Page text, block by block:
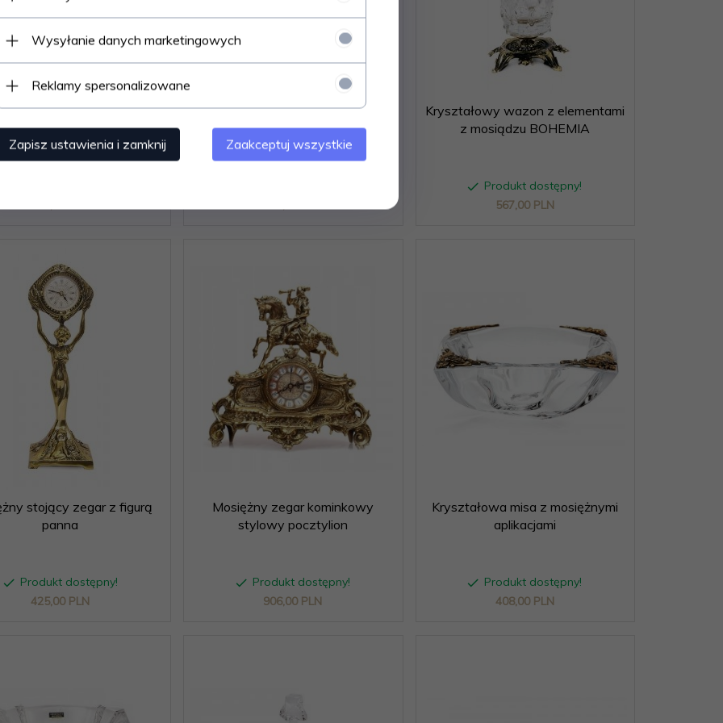
wazon z elementami
mosiądzu BOHEMIA
Mosiężny słonik stojący SŁOŃ na
szczęście
Kryształowy wazon z elementami
z mosiądzu BOHEMIA
Produkt dostępny!
567,00 PLN
stojący zegar z figurą
panna
Produkt dostępny!
425,00 PLN
Mosiężny zegar kominkowy
stylowy pocztylion
Produkt dostępny!
906,00 PLN
Kryształowa misa z mosiężnymi
aplikacjami
Produkt dostępny!
408,00 PLN
Wysyłanie danych marketingowych
Reklamy spersonalizowane
Zapisz ustawienia i zamknij Zaakceptuj wszystkie